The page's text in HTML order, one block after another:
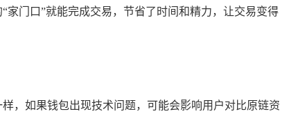
门口”就能完成交易，节省了时间和精力，让交易变得
，如果钱包出现技术问题，可能会影响用户对比原链资